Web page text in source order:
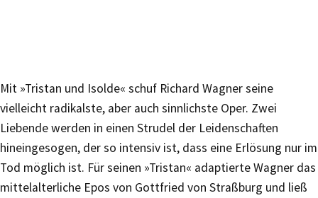
Mit »Tristan und Isolde« schuf Richard Wagner seine
vielleicht radikalste, aber auch sinnlichste Oper. Zwei
Liebende werden in einen Strudel der Leidenschaften
hineingesogen, der so intensiv ist, dass eine Erlösung nur im
Tod möglich ist. Für seinen »Tristan« adaptierte Wagner das
mittelalterliche Epos von Gottfried von Straßburg und ließ